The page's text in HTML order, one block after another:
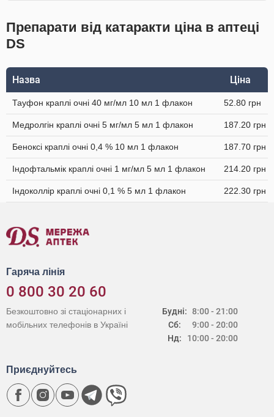
Препарати від катаракти ціна в аптеці
DS
Назва Ціна
Тауфон краплі очні 40 мг/мл 10 мл 1 флакон 52.80 грн
Медролгін краплі очні 5 мг/мл 5 мл 1 флакон 187.20 грн
Беноксі краплі очні 0,4 % 10 мл 1 флакон 187.70 грн
Індофтальмік краплі очні 1 мг/мл 5 мл 1 флакон 214.20 грн
Індоколлір краплі очні 0,1 % 5 мл 1 флакон 222.30 грн
Гаряча лінія
0 800 30 20 60
Будні:
Сб:
Нд:
8:00 - 21:00
9:00 - 20:00
10:00 - 20:00
Безкоштовно зі стаціонарних і
мобільних телефонів в Україні
Приєднуйтесь